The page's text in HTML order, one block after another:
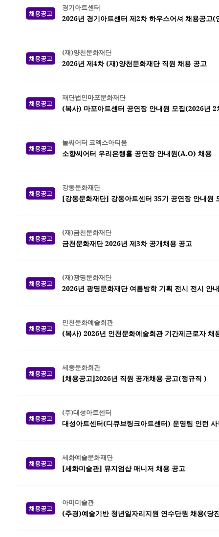
채용공고
경기아트센터
2026년 경기아트센터 제2차 하우스어셔 채용공고(
채용공고
(재)양천문화재단
2026년 제4차 (재)양천문화재단 직원 채용 공고
채용공고
재단법인마포문화재단
(복사) 마포아트센터 공연장 안내원 모집(2026년 2
채용공고
놀씨어터 코엑스아티움
소향씨어터 우리은행홀 공연장 안내원(A.O) 채용
채용공고
강동문화재단
[강동문화재단] 강동아트센터 35기 공연장 안내원
채용공고
(재)금천문화재단
금천문화재단 2026년 제3차 공개채용 공고
채용공고
(재)광명문화재단
2026년 광명문화재단 여름방학 기획 전시 전시 안
채용공고
인천문화예술회관
(복사) 2026년 인천문화예술회관 기간제근로자 채
채용공고
세종문화회관
[채용공고]2026년 직원 공개채용 공고(정규직 )
채용공고
(주)대성아트센터
대성아트센터(디큐브링크아트센터) 운영팀 인턴
채용공고
세화예술문화재단
[세화미술관] 뮤지엄샵 매니저 채용 공고
채용공고
아미미술관
(추경)예술기반 청년일자리지원 연수단원 채용(당